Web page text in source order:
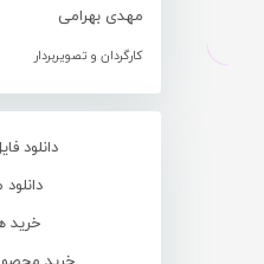
مهدی بهرامی
کارگردان و تصویربردار
دانلود
خرید